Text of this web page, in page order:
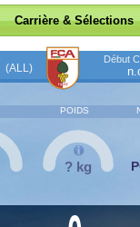
Carrière & Sélections
(ALL)
Début
POIDS
? kg